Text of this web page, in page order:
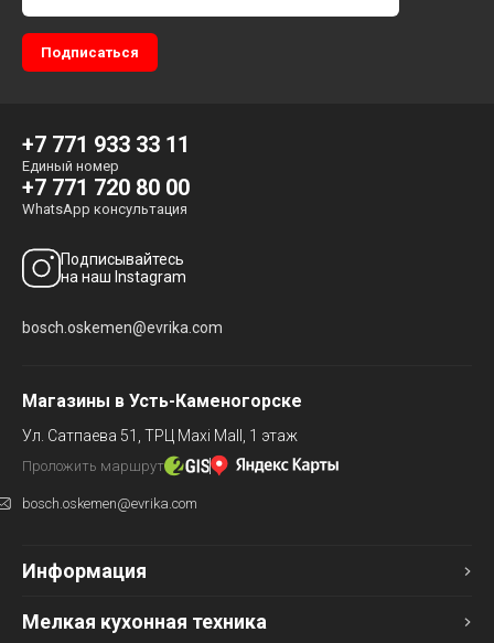
+7 771 933 33 11
Единый номер
+7 771 720 80 00
WhatsApp консультация
Подписывайтесь
на наш Instagram
bosch.oskemen@evrika.com
Магазины в Усть-Каменогорске
Ул. Сатпаева 51, ТРЦ Maxi Mall, 1 этаж
Проложить маршрут
bosch.oskemen@evrika.com
Информация
Мелкая кухонная техника